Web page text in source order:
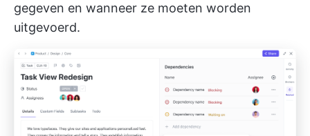
gegeven en wanneer ze moeten worden
uitgevoerd.